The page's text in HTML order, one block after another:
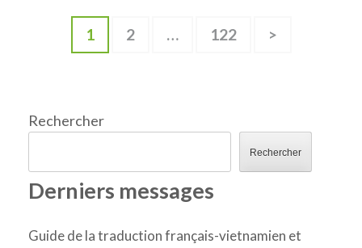
Pagination
Page
1 Page
2 … Page
122 >
Rechercher
Rechercher
Derniers messages
Guide de la traduction français-vietnamien et